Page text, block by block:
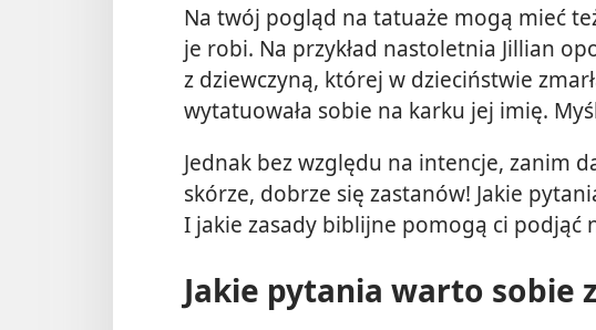
Na twój pogląd na tatuaże mogą mieć
je robi. Na przykład nastoletnia Jillian
z dziewczyną, której w dzieciństwie
wytatuowała sobie na karku jej imię.
Jednak bez względu na intencje, zanim
skórze, dobrze się zastanów! Jakie
I jakie zasady biblijne pomogą ci podjąć
Jakie pytania warto sobie